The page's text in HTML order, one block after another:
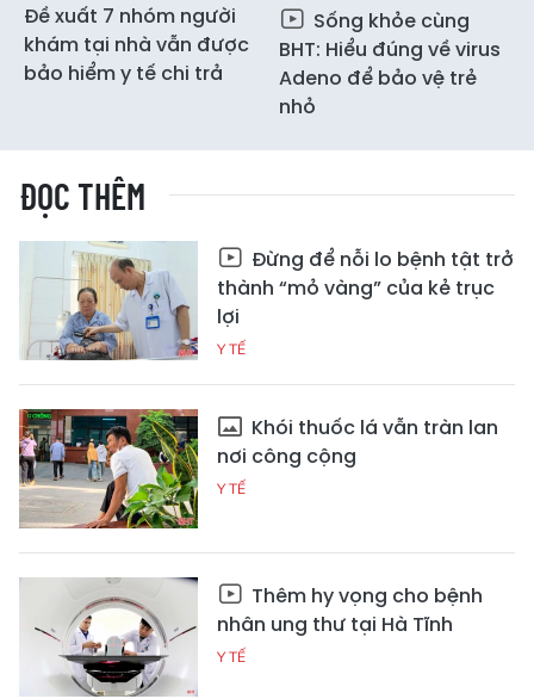
Đề xuất 7 nhóm người
khám tại nhà vẫn được
bảo hiểm y tế chi trả
Sống khỏe cùng
BHT: Hiểu đúng về virus
Adeno để bảo vệ trẻ
nhỏ
ĐỌC THÊM
Đừng để nỗi lo bệnh tật trở
thành “mỏ vàng” của kẻ trục
lợi
Y TẾ
Khói thuốc lá vẫn tràn lan
nơi công cộng
Y TẾ
Thêm hy vọng cho bệnh
nhân ung thư tại Hà Tĩnh
Y TẾ